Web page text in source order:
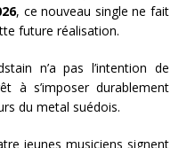
, ce nouveau single ne fait
future réalisation.
n’a pas l’intention de
à s’imposer durablement
du metal suédois.
jeunes musiciens signent